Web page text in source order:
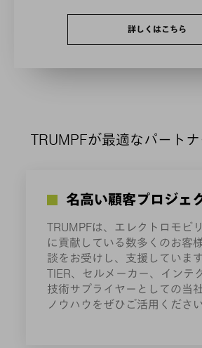
詳しくはこちら
TRUMPFが最適なパート
名高い顧客プロジェ
TRUMPFは、エレクトロモビ
に貢献している数多くのお客
談をお受けし、支援していま
TIER、セルメーカー、インテ
技術サプライヤーとしての当
ノウハウをぜひご活用ください